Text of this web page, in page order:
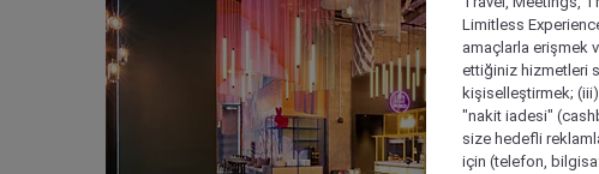
Limitless
amaçlarla erişmek
ettiğiniz hizmetleri
kişiselleştirmek;
"nakit iadesi"
size hedefli
için (telefon,